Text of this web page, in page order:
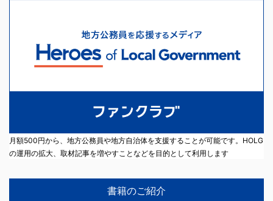
月額500円から、地方公務員や地方自治体を支援することが可能です。HOLG
の運用の拡大、取材記事を増やすことなどを目的として利用します
書籍のご紹介